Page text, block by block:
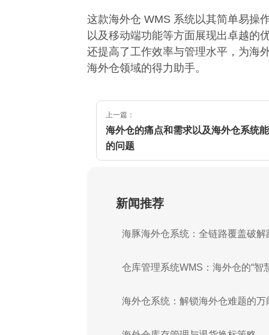
这款海外仓 WMS 系统以其简单易操
以及移动端功能等方面展现出卓越的
还提高了工作效率与管理水平，为海
海外仓领域的得力助手。
上一篇：
海外仓的痛点和需求以及海外仓系统
的问题
新闻推荐
海豚海外仓系统：全链路覆盖破解
仓库管理系统WMS：海外仓的“智
海外仓系统：解锁海外仓难题的万